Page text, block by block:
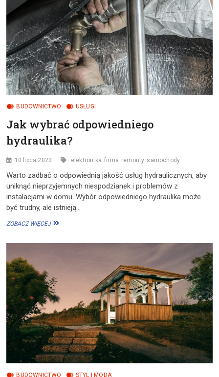
INNOWACJE
PIĘKNA
I
FUNKCJONALNOŚCI
BUDOWNICTWO USŁUGI
Jak wybrać odpowiedniego
hydraulika?
10 lipca 2023 elektronika firma remonty samochody
Warto zadbać o odpowiednią jakość usług hydraulicznych, aby
uniknąć nieprzyjemnych niespodzianek i problemów z
instalacjami w domu. Wybór odpowiedniego hydraulika może
być trudny, ale istnieją…
ZOBACZ WIĘCEJJAK
BUDOWNICTWO STYL I MODA